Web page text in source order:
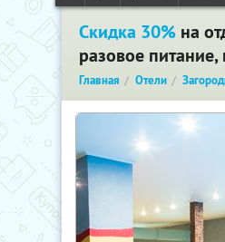
Скидка 30% на
разовое
Главная Отели